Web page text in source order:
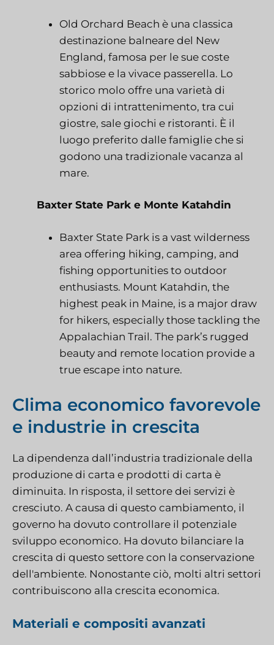
Old Orchard Beach è una classica
destinazione balneare del New
England, famosa per le sue coste
sabbiose e la vivace passerella. Lo
storico molo offre una varietà di
opzioni di intrattenimento, tra cui
giostre, sale giochi e ristoranti. È il
luogo preferito dalle famiglie che si
godono una tradizionale vacanza al
mare.
Baxter State Park e Monte Katahdin
Baxter State Park is a vast wilderness
area offering hiking, camping, and
fishing opportunities to outdoor
enthusiasts. Mount Katahdin, the
highest peak in Maine, is a major draw
for hikers, especially those tackling the
Appalachian Trail. The park’s rugged
beauty and remote location provide a
true escape into nature.
Clima economico favorevole
e industrie in crescita
La dipendenza dall’industria tradizionale della
produzione di carta e prodotti di carta è
diminuita. In risposta, il settore dei servizi è
cresciuto. A causa di questo cambiamento, il
governo ha dovuto controllare il potenziale
sviluppo economico. Ha dovuto bilanciare la
crescita di questo settore con la conservazione
dell'ambiente. Nonostante ciò, molti altri settori
contribuiscono alla crescita economica.
Materiali e compositi avanzati